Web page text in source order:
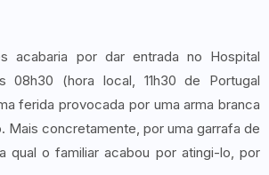
acabaria por dar entrada no Hospital
08h30 (hora local, 11h30 de Portugal
ferida provocada por uma arma branca
Mais concretamente, por uma garrafa de
qual o familiar acabou por atingi-lo, por